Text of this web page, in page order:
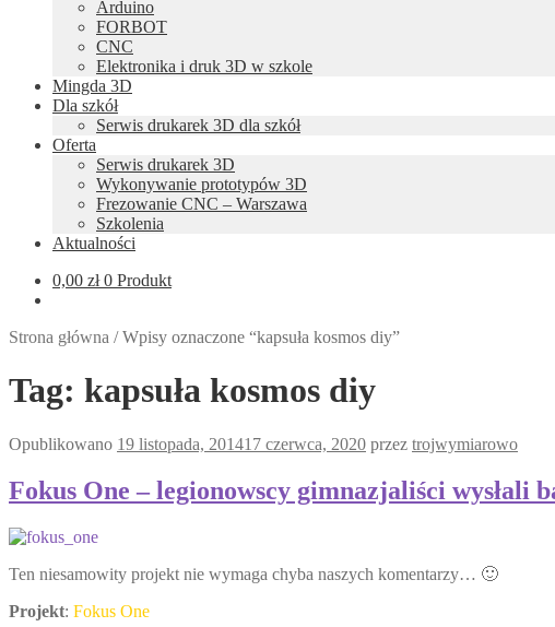
Arduino
FORBOT
CNC
Elektronika i druk 3D w szkole
Mingda 3D
Dla szkół
Serwis drukarek 3D dla szkół
Oferta
Serwis drukarek 3D
Wykonywanie prototypów 3D
Frezowanie CNC – Warszawa
Szkolenia
Aktualności
0,00 zł 0 Produkt
Strona główna /Wpisy oznaczone “kapsuła kosmos diy”
Tag: kapsuła kosmos diy
Opublikowano 19 listopada, 201417 czerwca, 2020 przez trojwymiarowo
Fokus One – legionowscy gimnazjaliści wysłali
Ten niesamowity projekt nie wymaga chyba naszych komentarzy… 🙂
Projekt: Fokus One